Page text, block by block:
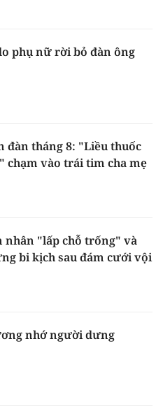
phụ nữ rời bỏ đàn ông
đàn tháng 8: "Liều thuốc
chạm vào trái tim cha mẹ
nhân "lấp chỗ trống" và
bi kịch sau đám cưới vội
nhớ người dưng